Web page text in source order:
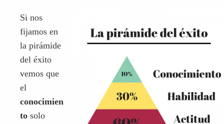
Si nos
fijamos en
la pirámide
del éxito
vemos que
el
conocimien
to solo